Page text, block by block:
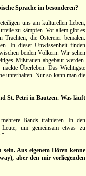
Sprache im besonderen?
uns am kulturellen Leben,
zu kämpfen. Vor allem gibt es
Trachten, die Ostereier bemalen.
In dieser Unwissenheit finden
beiden Völkern. Wir sehen
Mißtrauen abgebaut werden.
Überleben. Das Wichtigste
unterhalten. Nur so kann man die
St. Petri in Bautzen. Was läuft
Bands trainieren. In den
Leute, um gemeinsam etwas zu
Aus eigenem Hören kenne
aber den mir vorliegenden